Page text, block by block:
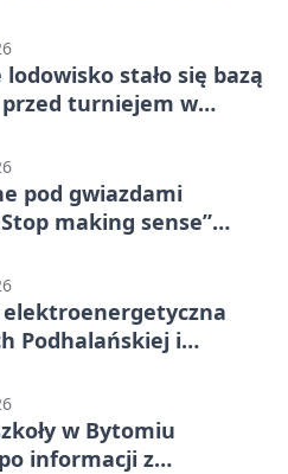
stało się bazą
przed turniejem w
pod gwiazdami
making sense”
elektroenergetyczna
Podhalańskiej i
w Bytomiu
informacji z